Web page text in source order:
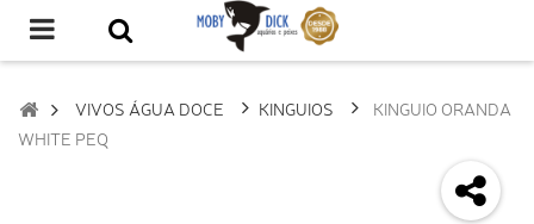
VIVOS ÁGUA DOCE KINGUIOS
KINGUIO ORANDA
WHITE PEQ